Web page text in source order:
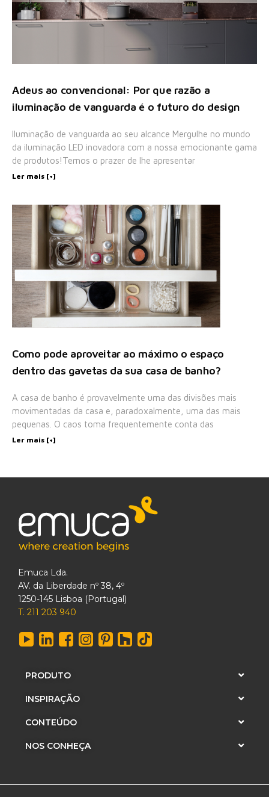
Adeus ao convencional: Por que razão a
iluminação de vanguarda é o futuro do design
Iluminação de vanguarda ao seu alcance Mergulhe no mundo
da iluminação LED inovadora com a nossa emocionante gama
de produtos!Temos o prazer de lhe apresentar
Ler mais [+]
Como pode aproveitar ao máximo o espaço
dentro das gavetas da sua casa de banho?
A casa de banho é provavelmente uma das divisões mais
movimentadas da casa e, paradoxalmente, uma das mais
pequenas. O caos toma frequentemente conta das
Ler mais [+]
Emuca Lda.
AV. da Liberdade nº 38, 4º
1250-145 Lisboa (Portugal)
T. 211 203 940
PRODUTO
INSPIRAÇÃO
CONTEÚDO
NOS CONHEÇA